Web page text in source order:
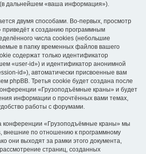
(в дальнейшем «ваша информация»).
двумя способами. Во-первых, просмотр
к созданию программным
числа cookies (небольшие
в папку временных файлов вашего
содержат только идентификатор
«user-id») и идентификатор анонимной
id»), автоматически присвоенные вам
phpBB. Третья cookie будет создана после
«Грузоподъёмные краны» и будет
информации о прочтённых вами темах,
работы с форумами.
конференции «Грузоподъёмные краны» мы
внешние по отношению к программному
они выходят за рамки этого документа,
страниц, созданных